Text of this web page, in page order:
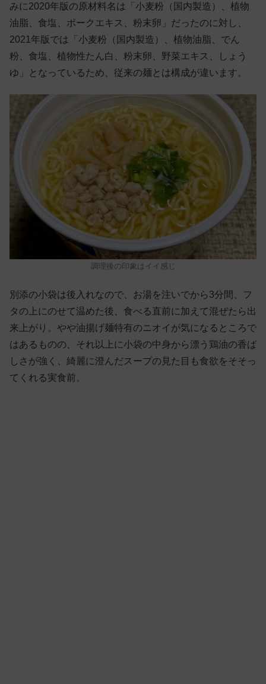
みに2020年版の原材料名は「小麦粉（国内製造）、植物
油脂、食塩、ポークエキス、粉末卵」だったのに対し、
2021年版では「小麦粉（国内製造）、植物油脂、でん
粉、食塩、植物性たん白、粉末卵、野菜エキス、しょう
ゆ」となっているため、従来の麺とは構成が違います。
調理後の印象はイイ感じ
別添の小袋は後入れなので、お湯を注いでから3分間、フ
タの上にのせて温めた後、食べる直前に加えて混ぜたら出
来上がり。やや油揚げ麺特有のニオイが気になるところで
はあるものの、それ以上に小袋の中身から漂う鶏油の香ば
しさが強く、綺麗に澄んだスープの見た目も食欲をそそっ
てくれる実食前。